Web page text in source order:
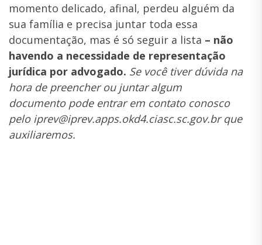
momento delicado, afinal, perdeu alguém da
sua família e precisa juntar toda essa
documentação, mas é só seguir a lista – não
havendo a necessidade de representação
jurídica por advogado. Se você tiver dúvida na
hora de preencher ou juntar algum
documento pode entrar em contato conosco
pelo iprev@iprev.apps.okd4.ciasc.sc.gov.br que
auxiliaremos.